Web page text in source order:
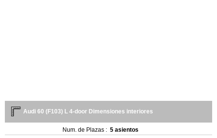
Audi 60 (F103) L 4-door Dimensiones interiores
Num. de Plazas : 5 asientos